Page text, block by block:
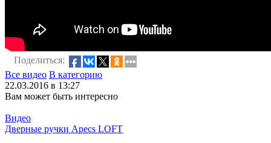
Поделиться:
Все видео В категорию
22.03.2016 в 13:27
Вам может быть интересно
Видео
Дверные ручки Apecs LOFT